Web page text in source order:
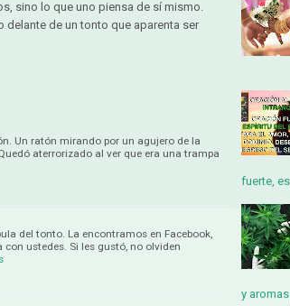
sino lo que uno piensa de sí mismo.
delante de un tonto que aparenta ser
Un ratón mirando por un agujero de la
aterrorizado al ver que era una trampa
del tonto. La encontramos en Facebook,
ustedes. Si les gustó, no olviden
fuerte,
y